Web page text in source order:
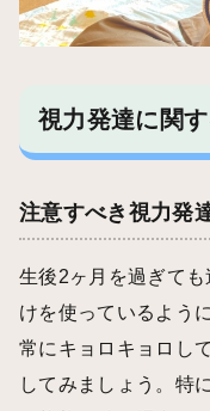
視力発達に関
注意すべき視力発
生後2ヶ月を過ぎて
けを使っているよう
常にキョロキョロし
してみましょう。特